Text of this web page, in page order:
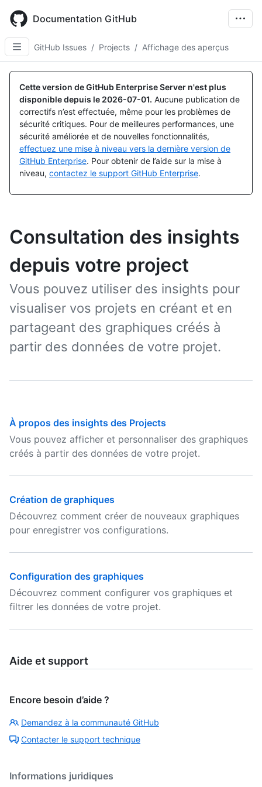
main
content
Documentation GitHub
GitHub Issues / Projects / Affichage des aperçus
Cette version de GitHub Enterprise Server n'est plus
disponible depuis le 2026-07-01. Aucune publication de
correctifs n’est effectuée, même pour les problèmes de
sécurité critiques. Pour de meilleures performances, une
sécurité améliorée et de nouvelles fonctionnalités,
effectuez une mise à niveau vers la dernière version de
GitHub Enterprise. Pour obtenir de l’aide sur la mise à
niveau, contactez le support GitHub Enterprise.
Consultation des insights
depuis votre project
Vous pouvez utiliser des insights pour
visualiser vos projets en créant et en
partageant des graphiques créés à
partir des données de votre projet.
À propos des insights des Projects
Vous pouvez afficher et personnaliser des graphiques
créés à partir des données de votre projet.
Création de graphiques
Découvrez comment créer de nouveaux graphiques
pour enregistrer vos configurations.
Configuration des graphiques
Découvrez comment configurer vos graphiques et
filtrer les données de votre projet.
Aide et support
Encore besoin d’aide ?
Demandez à la communauté GitHub
Contacter le support technique
Informations juridiques